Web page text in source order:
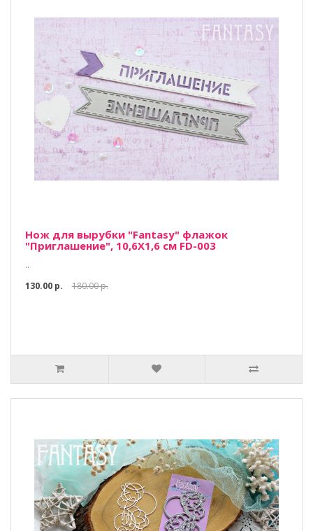
Нож для вырубки "Fantasy" флажок
"Приглашение", 10,6Х1,6 см FD-003
..
130.00 р.
180.00 р.